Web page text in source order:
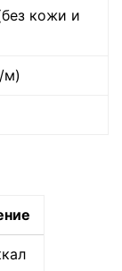
кожи и
м)